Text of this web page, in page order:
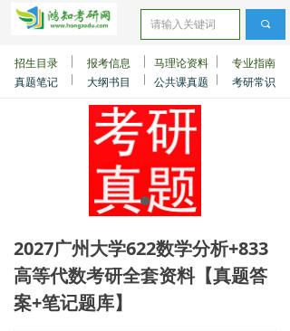
真题笔记 大纲书目 公共课真题 考研常识
招生目录 报考信息 马理论资料 专业指南
끠
2027广州大学622数学分析+833
高等代数考研全套资料【真题答
案+笔记题库】